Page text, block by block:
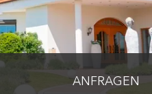
ANFRAGEN